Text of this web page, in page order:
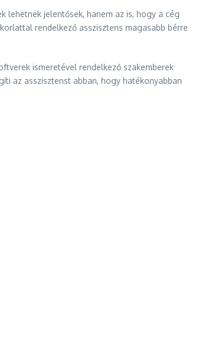
lehetnek jelentősek, hanem az is, hogy a cég
rendelkező asszisztens magasabb bérre
ismeretével rendelkező szakemberek
az asszisztenst abban, hogy hatékonyabban